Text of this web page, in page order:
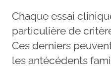
Chaque essai
particulière de
Ces derniers
les antécédents